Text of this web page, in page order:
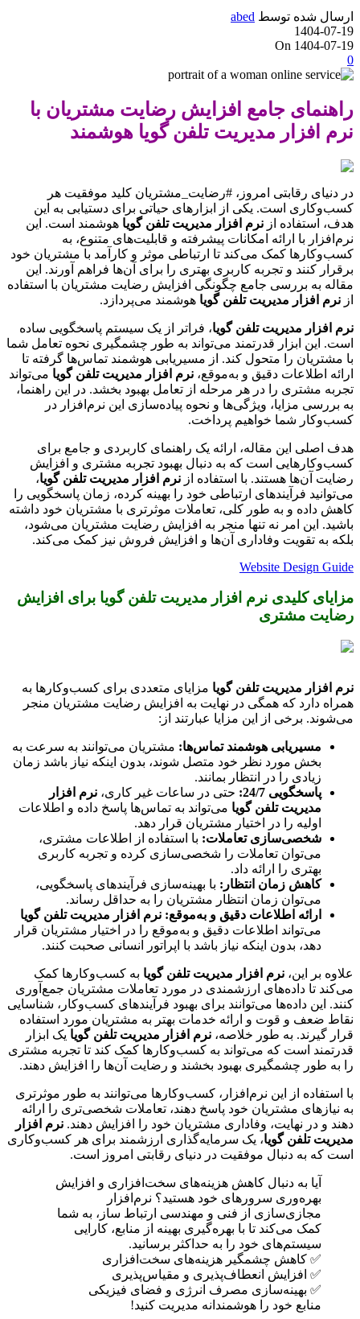
ارسال شده توسط abed
1404-07-19
On 1404-07-19
0
راهنمای جامع افزایش رضایت مشتریان با
نرم افزار مدیریت تلفن گویا هوشمند
در دنیای رقابتی امروز، #رضایت_مشتریان کلید موفقیت هر
کسب‌وکاری است. یکی از ابزارهای حیاتی برای دستیابی به این
هدف، استفاده از نرم افزار مدیریت تلفن گویا هوشمند است. این
نرم‌افزار با ارائه امکانات پیشرفته و قابلیت‌های متنوع، به
کسب‌وکارها کمک می‌کند تا ارتباطی موثر و کارآمد با مشتریان خود
برقرار کنند و تجربه کاربری بهتری را برای آن‌ها فراهم آورند. این
مقاله به بررسی جامع چگونگی افزایش رضایت مشتریان با استفاده
از نرم افزار مدیریت تلفن گویا هوشمند می‌پردازد.
نرم افزار مدیریت تلفن گویا، فراتر از یک سیستم پاسخگویی ساده
است. این ابزار قدرتمند می‌تواند به طور چشمگیری نحوه تعامل شما
با مشتریان را متحول کند. از مسیریابی هوشمند تماس‌ها گرفته تا
ارائه اطلاعات دقیق و به‌موقع، نرم افزار مدیریت تلفن گویا می‌تواند
تجربه مشتری را در هر مرحله از تعامل بهبود بخشد. در این راهنما،
به بررسی مزایا، ویژگی‌ها و نحوه پیاده‌سازی این نرم‌افزار در
کسب‌وکار شما خواهیم پرداخت.
هدف اصلی این مقاله، ارائه یک راهنمای کاربردی و جامع برای
کسب‌وکارهایی است که به دنبال بهبود تجربه مشتری و افزایش
رضایت آن‌ها هستند. با استفاده از نرم افزار مدیریت تلفن گویا،
می‌توانید فرآیندهای ارتباطی خود را بهینه کرده، زمان پاسخگویی را
کاهش داده و به طور کلی، تعاملات موثرتری با مشتریان خود داشته
باشید. این امر نه تنها منجر به افزایش رضایت مشتریان می‌شود،
بلکه به تقویت وفاداری آن‌ها و افزایش فروش نیز کمک می‌کند.
Website Design Guide
مزایای کلیدی نرم افزار مدیریت تلفن گویا برای افزایش
رضایت مشتری
نرم افزار مدیریت تلفن گویا مزایای متعددی برای کسب‌وکارها به
همراه دارد که همگی در نهایت به افزایش رضایت مشتریان منجر
می‌شوند. برخی از این مزایا عبارتند از:
مسیریابی هوشمند تماس‌ها: مشتریان می‌توانند به سرعت به
بخش مورد نظر خود متصل شوند، بدون اینکه نیاز باشد زمان
زیادی را در انتظار بمانند.
پاسخگویی 24/7:
حتی در ساعات غیر کاری، نرم افزار
مدیریت تلفن گویا می‌تواند به تماس‌ها پاسخ داده و اطلاعات
اولیه را در اختیار مشتریان قرار دهد.
شخصی‌سازی تعاملات: با استفاده از اطلاعات مشتری،
می‌توان تعاملات را شخصی‌سازی کرده و تجربه کاربری
بهتری را ارائه داد.
کاهش زمان انتظار: با بهینه‌سازی فرآیندهای پاسخگویی،
می‌توان زمان انتظار مشتریان را به حداقل رساند.
ارائه اطلاعات دقیق و به‌موقع: نرم افزار مدیریت تلفن گویا
می‌تواند اطلاعات دقیق و به‌موقع را در اختیار مشتریان قرار
دهد، بدون اینکه نیاز باشد با اپراتور انسانی صحبت کنند.
علاوه بر این، نرم افزار مدیریت تلفن گویا به کسب‌وکارها کمک
می‌کند تا داده‌های ارزشمندی در مورد تعاملات مشتریان جمع‌آوری
کنند. این داده‌ها می‌توانند برای بهبود فرآیندهای کسب‌وکار، شناسایی
نقاط ضعف و قوت و ارائه خدمات بهتر به مشتریان مورد استفاده
قرار گیرند. به طور خلاصه، نرم افزار مدیریت تلفن گویا یک ابزار
قدرتمند است که می‌تواند به کسب‌وکارها کمک کند تا تجربه مشتری
را به طور چشمگیری بهبود بخشند و رضایت آن‌ها را افزایش دهند.
با استفاده از این نرم‌افزار، کسب‌وکارها می‌توانند به طور موثرتری
به نیازهای مشتریان خود پاسخ دهند، تعاملات شخصی‌تری را ارائه
دهند و در نهایت، وفاداری مشتریان خود را افزایش دهند. نرم افزار
مدیریت تلفن گویا، یک سرمایه‌گذاری ارزشمند برای هر کسب‌وکاری
است که به دنبال موفقیت در دنیای رقابتی امروز است.
آیا به دنبال کاهش هزینه‌های سخت‌افزاری و افزایش
بهره‌وری سرورهای خود هستید؟ نرم‌افزار
مجازی‌سازی از فنی و مهندسی ارتباط ساز، به شما
کمک می‌کند تا با بهره‌گیری بهینه از منابع، کارایی
سیستم‌های خود را به حداکثر برسانید.
✅ کاهش چشمگیر هزینه‌های سخت‌افزاری
✅ افزایش انعطاف‌پذیری و مقیاس‌پذیری
✅ بهینه‌سازی مصرف انرژی و فضای فیزیکی
منابع خود را هوشمندانه مدیریت کنید!